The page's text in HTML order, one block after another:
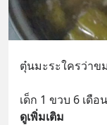
ตุ๋นมะระใครว่าข
เด็ก 1 ขวบ 6 เดื
ดูเพิ่มเติม